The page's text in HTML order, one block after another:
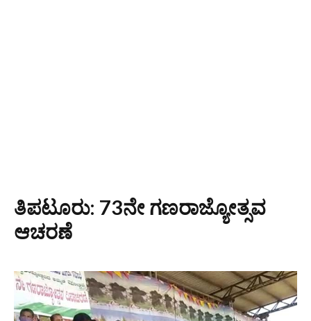
ತಿಪಟೂರು: 73ನೇ ಗಣರಾಜ್ಯೋತ್ಸವ
ಆಚರಣೆ